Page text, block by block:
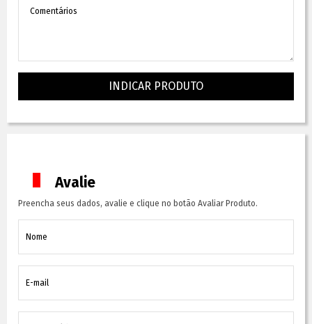
INDICAR PRODUTO
Avalie
Preencha seus dados, avalie e clique no botão Avaliar Produto.